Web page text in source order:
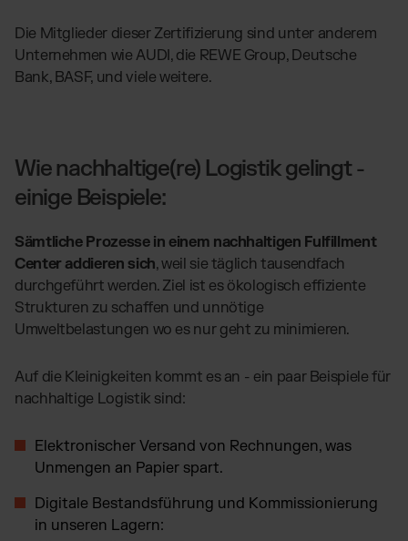
Die Mitglieder dieser Zertifizierung sind unter anderem
Unternehmen wie AUDI, die REWE Group, Deutsche
Bank, BASF, und viele weitere.
Wie nachhaltige(re) Logistik gelingt -
einige Beispiele:
Sämtliche Prozesse in einem nachhaltigen Fulfillment
Center addieren sich, weil sie täglich tausendfach
durchgeführt werden. Ziel ist es ökologisch effiziente
Strukturen zu schaffen und unnötige
Umweltbelastungen wo es nur geht zu minimieren.
Auf die Kleinigkeiten kommt es an - ein paar Beispiele für
nachhaltige Logistik sind:
Elektronischer Versand von Rechnungen, was
Unmengen an Papier spart.
Digitale Bestandsführung und Kommissionierung
in unseren Lagern: